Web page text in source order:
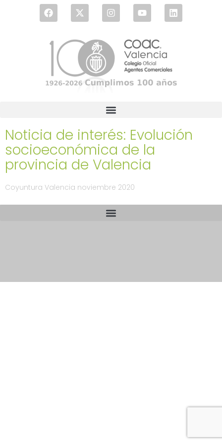
Noticia de interés: Evolución
socioeconómica de la
provincia de Valencia
Coyuntura Valencia noviembre 2020